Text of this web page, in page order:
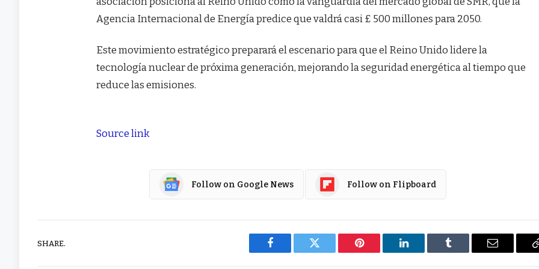
Agencia Internacional de Energía predice que valdrá casi £ 500 millones para 2050.
Este movimiento estratégico preparará el escenario para que el Reino Unido lidere la
tecnología nuclear de próxima generación, mejorando la seguridad energética al tiempo que
reduce las emisiones.
Source link
Follow on Google News Follow on Flipboard
SHARE.
Facebook Twitter Pinterest LinkedIn Tumblr Email